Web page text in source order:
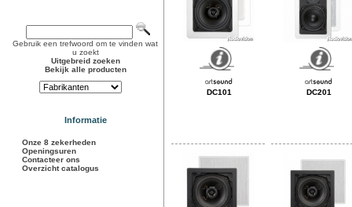
Gebruik een trefwoord om te vinden wat
u zoekt
Uitgebreid zoeken
Bekijk alle producten
Informatie
Onze 8 zekerheden
Openingsuren
Contacteer ons
Overzicht catalogus
DC101 DC201